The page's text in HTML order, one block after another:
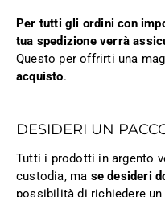
Per tutti gli ordini con
tua spedizione verrà
Questo per offrirti una
acquisto.
DESIDERI UN
Tutti i prodotti in argento
custodia, ma se desideri
possibilità di richiedere